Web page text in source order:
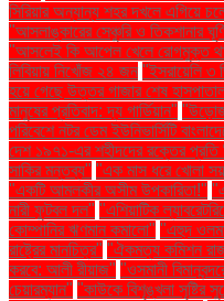
সিরিয়ার অন্যান্য শহর দখলে এগিয়ে
"আসলাঙ্কারের সেঞ্চুরি ও তিকশানার
"আসলেই কি আপেল খেলে রোগমুক্ত
লিবিয়ায় নিখোঁজ ২৪ জন "ইসরায়েলি ৩
হয়ে গেছে উত্তর গাজার শেষ
মানুষের প্রতিবাদ: দ্য গার্ডিয়ান"
পরিবেশে নটর ডেম ইউনিভার্সিটি
দেশ ১৯৭১-এর শহীদদের রক্তের প্রতি
সাকির মন্তব্য" "এক মাস ধরে খোলা
"একটি আমলকীর অসীম উপকারিতা!"
নারী ফুটবল দল" "এশিয়াটিক
কোম্পানির ঋণমান কমালো" "এহুদ
রাষ্ট্রের মানচিত্র" "ঐকমত্য কমিশন
করবে: আলী রীয়াজ" "ওসমানী
চেয়ারম্যান" "কাউকে বিশৃঙ্খলা সৃষ্টির